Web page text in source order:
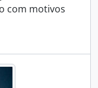
com motivos